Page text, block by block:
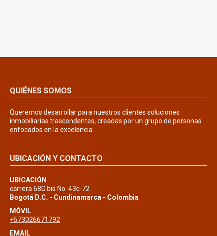
QUIÉNES SOMOS
Queremos desarrollar para nuestros clientes soluciones
inmobiliarias trascendentes, creadas por un grupo de personas
enfocados en la excelencia.
UBICACIÓN
carrera 68G bis No. 43c-72
Bogotá D.C. - Cundinamarca - Colombia
MÓVIL
+573026671792